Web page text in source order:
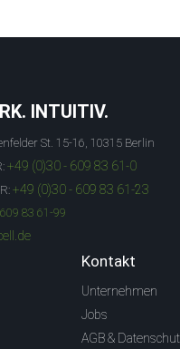
INTUITIV.
St. 15-16, 10315 Berlin
+49 (0)30 - 609 83 61-0
+49 (0)30 - 609 83 61-23
83 61-99
Kontakt
Unternehmen
Jobs
AGB &